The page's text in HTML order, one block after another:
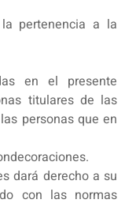
pertenencia a la
en el presente
titulares de las
personas que en
dará derecho a su
con las normas